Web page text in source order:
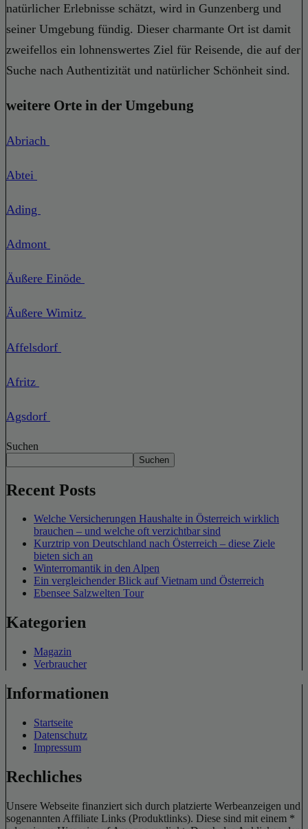
natürlicher Erlebnisse schätzt, wird in Gunzenberg und
seiner Umgebung fündig. Dieser charmante Ort ist damit
zweifellos ein lohnenswertes Ziel für Reisende, die auf der
Suche nach Authentizität und natürlicher Schönheit sind.
weitere Orte in der Umgebung
Abriach
Abtei
Ading
Admont
Äußere Einöde
Äußere Wimitz
Affelsdorf
Afritz
Agsdorf
Suchen
Suchen
Recent Posts
Welche Versicherungen Haushalte in Österreich wirklich
brauchen – und welche oft verzichtbar sind
Kurztrip von Deutschland nach Österreich – diese Ziele
bieten sich an
Winterromantik in den Alpen
Ein vergleichender Blick auf Vietnam und Österreich
Ebensee Salzwelten Tour
Kategorien
Magazin
Verbraucher
Informationen
Startseite
Datenschutz
Impressum
Rechliches
Unsere Webseite finanziert sich durch platzierte Werbeanzeigen und
sogenannten Affiliate Links (Produktlinks). Diese sind mit einem *